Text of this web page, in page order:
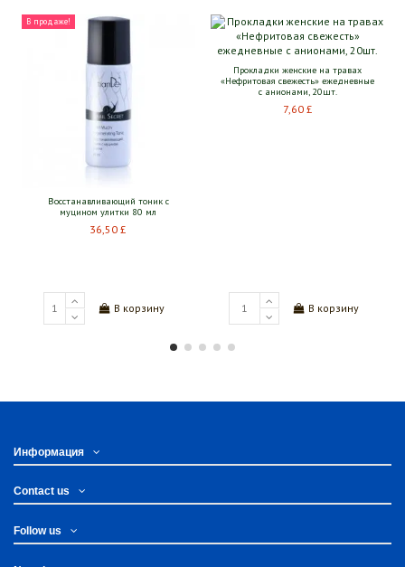
тоник с
улитки 80 мл
В корзину
Прокладки женские на травах
«Нефритовая свежесть» ежедневные
В корзину
Информация
Contact us
Follow us